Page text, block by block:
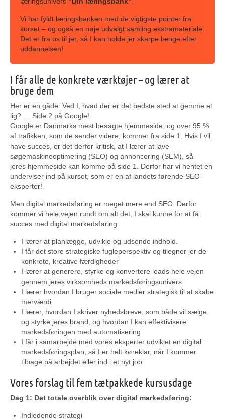
Vi har fyldt læringsbanken med de vigtigste pointer fra
kurset – og også en nøje udvalgt samling ekstramateriale.
Det er fra os til jer, så I kan holde jer skarpe længe efter
uddannelsen!
I får alle de konkrete værktøjer – og lærer at
bruge dem
Her er en gåde: Ved I, hvad der er det bedste sted at gemme et
lig? … Side 2 på Google!
Google er Danmarks mest besøgte hjemmeside, og over 95 %
af trafikken, som de sender videre, kommer fra side 1. Hvis I vil
have succes, er det derfor kritisk, at I lærer at lave
søgemaskineoptimering (SEO) og annoncering (SEM), så
jeres hjemmeside kan komme på side 1. Derfor har vi hentet en
underviser ind på kurset, som er en af landets førende SEO-
eksperter!
Men digital markedsføring er meget mere end SEO. Derfor
kommer vi hele vejen rundt om alt det, I skal kunne for at få
succes med digital markedsføring:
I lærer at planlægge, udvikle og udsende indhold.
I får det store strategiske fugleperspektiv og tilegner jer de
konkrete, kreative færdigheder
I lærer at generere, styrke og konvertere leads hele vejen
gennem jeres virksomheds markedsføringsunivers
I lærer hvordan I bruger sociale medier strategisk til at skabe
merværdi
I lærer, hvordan I skriver nyhedsbreve, som både vil sælge
og styrke jeres brand, og hvordan I kan effektivisere
markedsføringen med automatisering
I får i samarbejde med vores eksperter udviklet en digital
markedsføringsplan, så I er helt køreklar, når I kommer
tilbage på arbejdet eller ind i et nyt job
Vores forslag til fem tætpakkede kursusdage
Dag 1: Det totale overblik over digital markedsføring:
Indledende strategi